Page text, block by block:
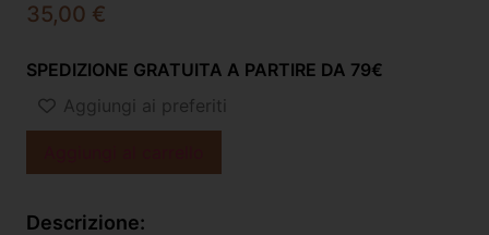
35,00 €
SPEDIZIONE GRATUITA A PARTIRE DA 79€
Aggiungi ai preferiti
Descrizione: